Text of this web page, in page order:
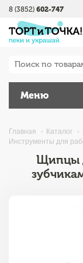
8 (3852) 602-747
Меню
Главная Каталог
Инструменты для
Щипцы